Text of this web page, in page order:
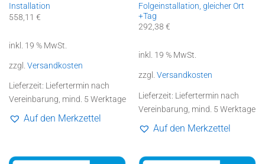
Installation
558,11 €
inkl. 19 % MwSt.
zzgl. Versandkosten
Lieferzeit: Liefertermin nach
Vereinbarung, mind. 5 Werktage
Auf den Merkzettel
Folgeinstallation, gleicher Ort
+Tag
292,38 €
inkl. 19 % MwSt.
zzgl. Versandkosten
Lieferzeit: Liefertermin nach
Vereinbarung, mind. 5 Werktage
Auf den Merkzettel